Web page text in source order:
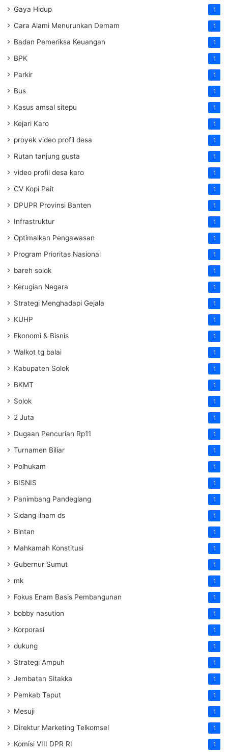
Gaya Hidup 1
Cara Alami Menurunkan Demam 1
Badan Pemeriksa Keuangan 1
BPK 1
Parkir 1
Bus 1
Kasus amsal sitepu 1
Kejari Karo 1
proyek video profil desa 1
Rutan tanjung gusta 1
video profil desa karo 1
CV Kopi Pait 1
DPUPR Provinsi Banten 1
Infrastruktur 1
Optimalkan Pengawasan 1
Program Prioritas Nasional 1
bareh solok 1
Kerugian Negara 1
Strategi Menghadapi Gejala 1
KUHP 1
Ekonomi & Bisnis 1
Walkot tg balai 1
Kabupaten Solok 1
BKMT 1
Solok 1
2 Juta 1
Dugaan Pencurian Rp11 1
Turnamen Biliar 1
Polhukam 1
BISNIS 1
Panimbang Pandeglang 1
Sidang ilham ds 1
Bintan 1
Mahkamah Konstitusi 1
Gubernur Sumut 1
mk 1
Fokus Enam Basis Pembangunan 1
bobby nasution 1
Korporasi 1
dukung 1
Strategi Ampuh 1
Jembatan Sitakka 1
Pemkab Taput 1
Mesuji 1
Direktur Marketing Telkomsel 1
Komisi VIII DPR RI 1